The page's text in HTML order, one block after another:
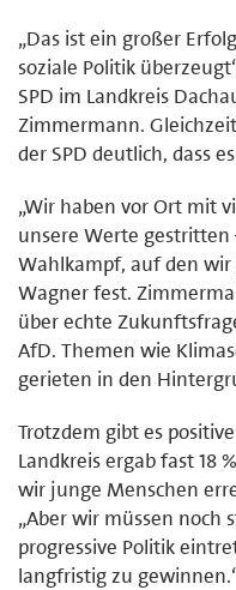
„Das ist ein großer
soziale Politik
SPD im Landkreis
Zimmermann.
der SPD deutlich, dass
„Wir haben vor Ort mit
unsere Werte gestritten
Wahlkampf, auf den wir
Wagner fest.
über echte
AfD. Themen wie
gerieten in den
Trotzdem gibt es
Landkreis ergab fast 18
wir junge Menschen
„Aber wir müssen noch
progressive Politik
langfristig zu